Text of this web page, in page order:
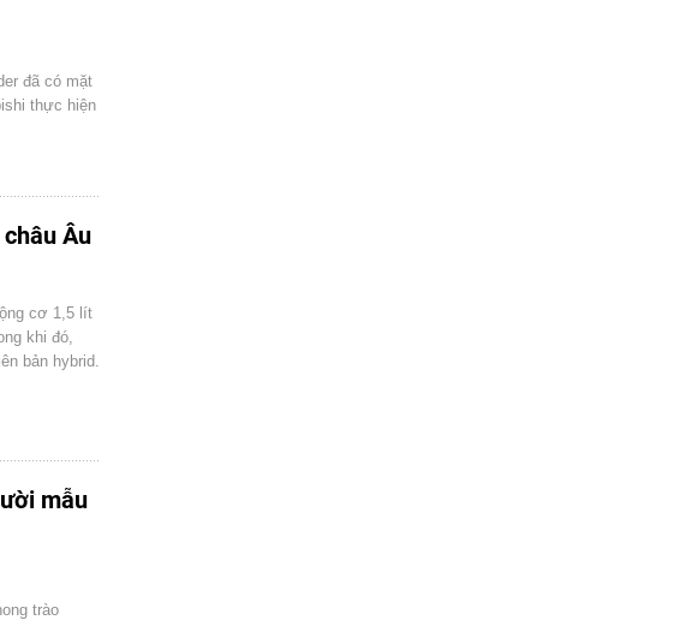
đã có mặt
thực hiện
Âu
cơ 1,5 lít
khi đó,
bản hybrid.
mẫu
trào